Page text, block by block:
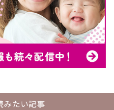
で利用している場合は、0歳児
以外の場合は「6」の加点が得
園・幼稚園を検索
児童数
みたい記事